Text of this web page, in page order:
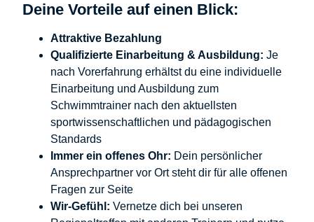
Deine Vorteile auf einen Blick:
Attraktive Bezahlung
Qualifizierte Einarbeitung & Ausbildung: Je
nach Vorerfahrung erhältst du eine individuelle
Einarbeitung und Ausbildung zum
Schwimmtrainer nach den aktuellsten
sportwissenschaftlichen und pädagogischen
Standards
Immer ein offenes Ohr: Dein persönlicher
Ansprechpartner vor Ort steht dir für alle offenen
Fragen zur Seite
Wir-Gefühl: Vernetze dich bei unseren